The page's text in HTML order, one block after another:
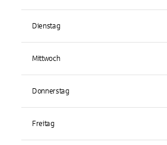
Dienstag
Mittwoch
Donnerstag
Freitag